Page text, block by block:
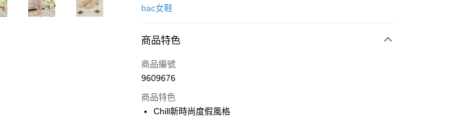
信用卡一次付款
街口支付
運送方式
bac女鞋
商品特色
商品編號
9609676
商品特色
Chill新時尚度假風格